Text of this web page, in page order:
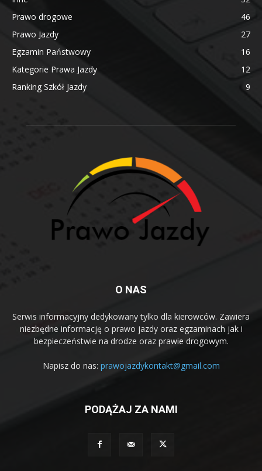
Prawo drogowe
46
Prawo Jazdy
27
Egzamin Państwowy
16
Kategorie Prawa Jazdy
12
Ranking Szkół Jazdy
9
O NAS
Serwis informacyjny dedykowany tylko dla kierowców. Zawiera
niezbędne informację o prawo jazdy oraz egzaminach jak i
bezpieczeństwie na drodze oraz prawie drogowym.
Napisz do nas: prawojazdykontakt@gmail.com
PODĄŻAJ ZA NAMI